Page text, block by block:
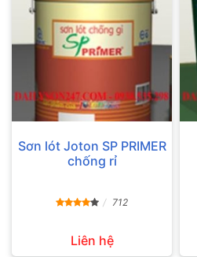
Sơn lót Joton SP PRIMER
chống rỉ
712
Liên hệ